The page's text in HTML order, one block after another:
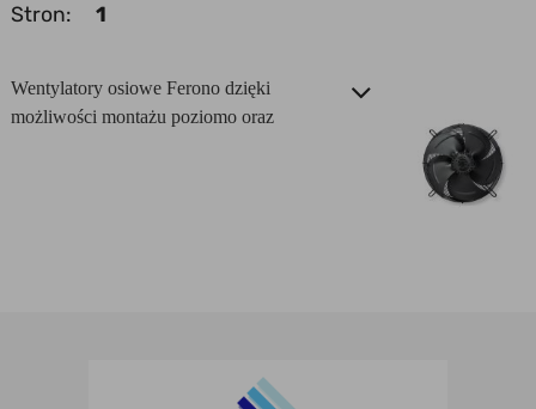
Stron:
1
Wentylatory osiowe Ferono dzięki
możliwości montażu poziomo oraz